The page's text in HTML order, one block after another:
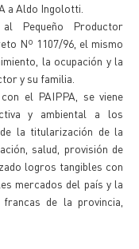
a Aldo Ingolotti.
Pequeño Productor
Nº 1107/96, el mismo
la ocupación y la
y su familia.
el PAIPPA, se viene
y ambiental a los
la titularización de la
salud, provisión de
logros tangibles con
mercados del país y la
de la provincia,